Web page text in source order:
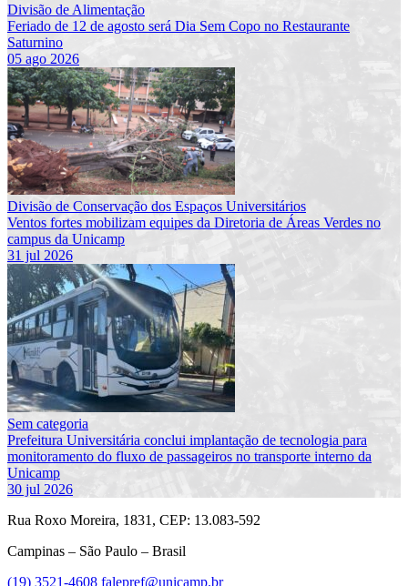
Divisão de Alimentação
Feriado de 12 de agosto será Dia Sem Copo no Restaurante
Saturnino
05 ago 2026
Divisão de Conservação dos Espaços Universitários
Ventos fortes mobilizam equipes da Diretoria de Áreas Verdes no
campus da Unicamp
31 jul 2026
Sem categoria
Prefeitura Universitária conclui implantação de tecnologia para
monitoramento do fluxo de passageiros no transporte interno da
Unicamp
30 jul 2026
Rua Roxo Moreira, 1831, CEP: 13.083-592
Campinas – São Paulo – Brasil
(19) 3521-4608 falepref@unicamp.br